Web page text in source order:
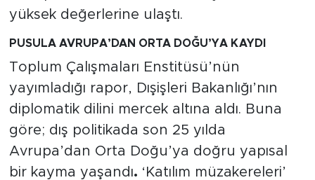
yüksek değerlerine ulaştı.
PUSULA AVRUPA’DAN ORTA DOĞU’YA KAYDI
Toplum Çalışmaları Enstitüsü’nün
yayımladığı rapor, Dışişleri Bakanlığı’nın
diplomatik dilini mercek altına aldı. Buna
göre; dış politikada son 25 yılda
Avrupa’dan Orta Doğu’ya doğru yapısal
bir kayma yaşandı. ‘Katılım müzakereleri’